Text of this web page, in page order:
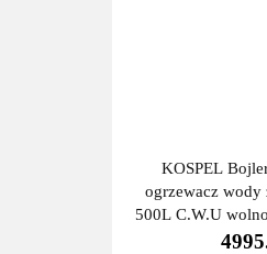
KOSPEL
ogrzewacz wody
500L C.W.U